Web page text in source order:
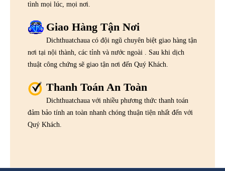
tình mọi lúc, mọi nơi.
Giao Hàng Tận Nơi
Dichthuatchaua có đội ngũ chuyên biệt giao hàng tận
nơi tại nội thành, các tỉnh và nước ngoài . Sau khi dịch
thuật công chứng sẽ giao tận nơi đến Quý Khách.
Thanh Toán An Toàn
Dichthuatchaua với nhiều phương thức thanh toán
đảm bảo tính an toàn nhanh chóng thuận tiện nhất đến với
Quý Khách.